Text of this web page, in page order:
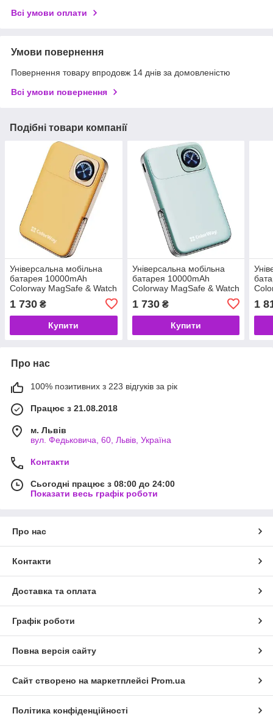
Всі умови оплати
Умови повернення
Повернення товару впродовж 14 днів за домовленістю
Всі умови повернення
Подібні товари компанії
Універсальна мобільна
батарея 10000mAh
Colorway MagSafe & Watch
Wireless Amber (USB-C PD
22.5W) (код 156376)
1 730 ₴
Купити
Універсальна мобільна
батарея 10000mAh
Colorway MagSafe & Watch
Wireless Aquamarine (USB-
C PD 22.5W) (код 156377)
1 730₴
Купити
1
Про нас
100% позитивних з 223 відгуків за рік
Працює з 21.08.2018
м. Львів
вул. Федьковича, 60, Львів, Україна
Контакти
Сьогодні працює з 08:00 до 24:00
Показати весь графік роботи
Про нас
Контакти
Доставка та оплата
Графік роботи
Повна версія сайту
Сайт створено на маркетплейсі Prom.ua
Політика конфіденційності